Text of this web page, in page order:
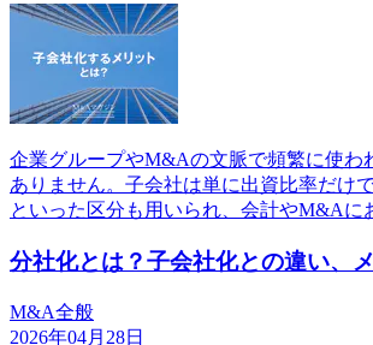
企業グループやM&Aの文脈で頻繁に使わ
ありません。子会社は単に出資比率だけ
といった区分も用いられ、会計やM&Aに
分社化とは？子会社化との違い、
M&A全般
2026年04月28日